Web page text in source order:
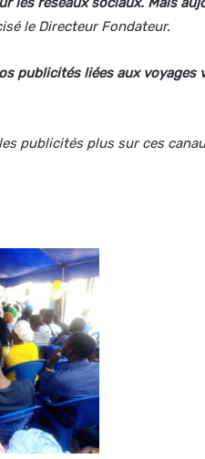
le Directeur Fondateur.
publicités liées aux voyages
publicités plus sur ces